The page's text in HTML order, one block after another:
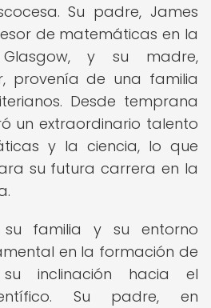
Su padre, James
de matemáticas en la
y su madre,
provenía de una familia
Desde temprana
un extraordinario talento
y la ciencia, lo que
su futura carrera en la
familia y su entorno
en la formación de
inclinación hacia el
Su padre, en